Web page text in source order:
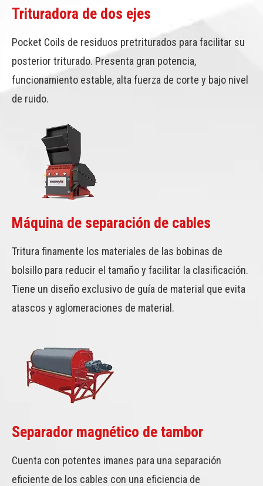
Trituradora de dos ejes
Pocket Coils de residuos pretriturados para facilitar su
posterior triturado. Presenta gran potencia,
funcionamiento estable, alta fuerza de corte y bajo nivel
de ruido.
Máquina de separación de cables
Tritura finamente los materiales de las bobinas de
bolsillo para reducir el tamaño y facilitar la clasificación.
Tiene un diseño exclusivo de guía de material que evita
atascos y aglomeraciones de material.
Separador magnético de tambor
Cuenta con potentes imanes para una separación
eficiente de los cables con una eficiencia de